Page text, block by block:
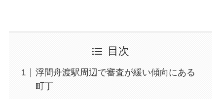
目次
浮間舟渡駅周辺で審査が緩い傾向にある
町丁